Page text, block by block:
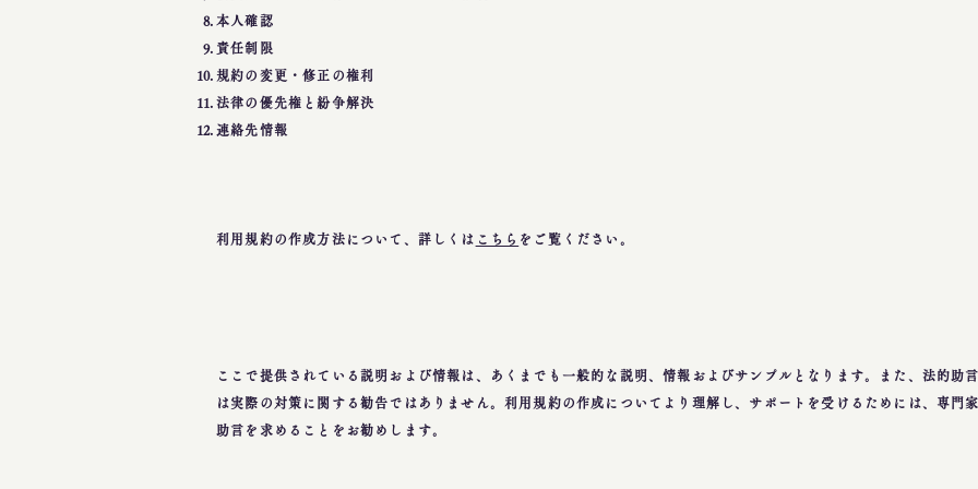
本人確認
責任制限
規約の変更・修正の権利
法律の優先権と紛争解決
連絡先情報
利用規約の作成方法について、詳しくは こちら をご覧ください。
ここで提供されている説明および情報は、あくまでも一般的な説明、情報およびサンプルとなります。また、法的助
は実際の対策に関する勧告ではありません。利用規約の作成についてより理解し、サポートを受けるためには、専門
助言を求めることをお勧めします。